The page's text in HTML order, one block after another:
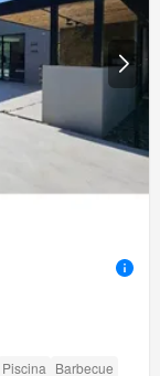
Piscina Barbecue